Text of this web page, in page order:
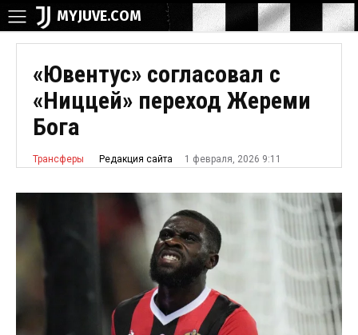
MYJUVE.COM
«Ювентус» согласовал с
«Ниццей» переход Жереми
Бога
Трансферы Редакция сайта 1 февраля, 2026 9:11